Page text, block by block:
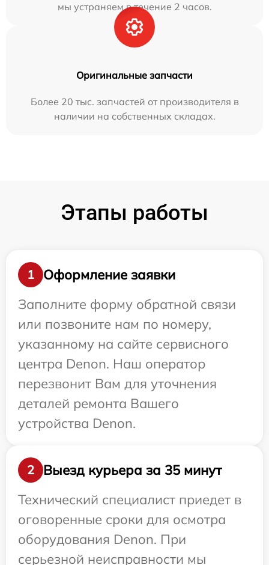
мы устраняем в течение 2 часов.
Оригинальные запчасти
Более 20 тыс. запчастей от производителя в
наличии на собственных складах.
Этапы работы
1
Оформление заявки
Заполните форму обратной связи
или позвоните нам по номеру,
указанному на сайте сервисного
центра Denon. Наш оператор
перезвонит Вам для уточнения
деталей ремонта Вашего
устройства Denon.
2
Выезд курьера за 35 минут
Технический специалист приедет в
оговоренные сроки для осмотра
оборудования Denon. При
серьезной неисправности мы